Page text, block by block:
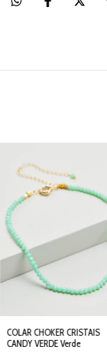
COLAR CHOKER CRISTAIS
CANDY VERDE Verde